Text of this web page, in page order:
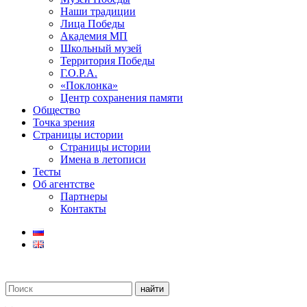
Наши традиции
Лица Победы
Академия МП
Школьный музей
Территория Победы
Г.О.Р.А.
«Поклонка»
Центр сохранения памяти
Общество
Точка зрения
Страницы истории
Страницы истории
Имена в летописи
Тесты
Об агентстве
Партнеры
Контакты